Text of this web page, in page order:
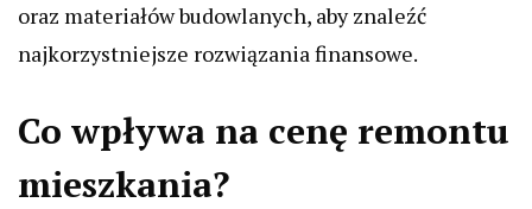
oraz materiałów budowlanych, aby znaleźć
najkorzystniejsze rozwiązania finansowe.
Co wpływa na cenę remontu
mieszkania?